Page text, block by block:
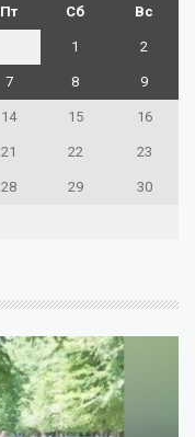
Пт Сб Вс
1 2
7 8 9
14 15 16
21 22 23
28 29 30